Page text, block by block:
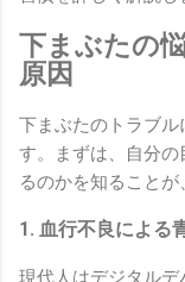
下まぶたの
原因
下まぶたのトラブル
す。まずは、自分
るのかを知ることが
1. 血行不良による
現代人はデジタルデ